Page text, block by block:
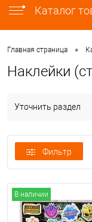
Каталог
Главная страница •
Наклейки
Уточнить раздел
Фильтр
В наличии